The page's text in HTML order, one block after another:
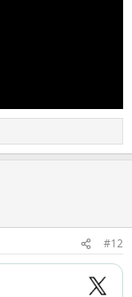
#12